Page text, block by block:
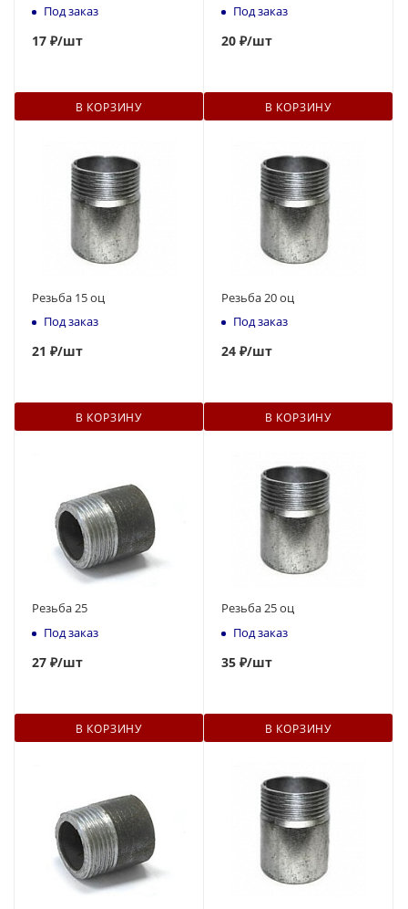
Под заказ
17 ₽/шт
В КОРЗИНУ
Под заказ
20 ₽/шт
В КОРЗИНУ
Резьба 15 оц
Под заказ
21 ₽/шт
В КОРЗИНУ
Резьба 20 оц
Под заказ
24 ₽/шт
В КОРЗИНУ
Резьба 25
Под заказ
27 ₽/шт
В КОРЗИНУ
Резьба 25 оц
Под заказ
35 ₽/шт
В КОРЗИНУ